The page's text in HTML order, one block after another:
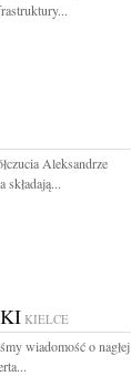
Aleksandrze
składają...
KIELCE
wiadomość o nagłej